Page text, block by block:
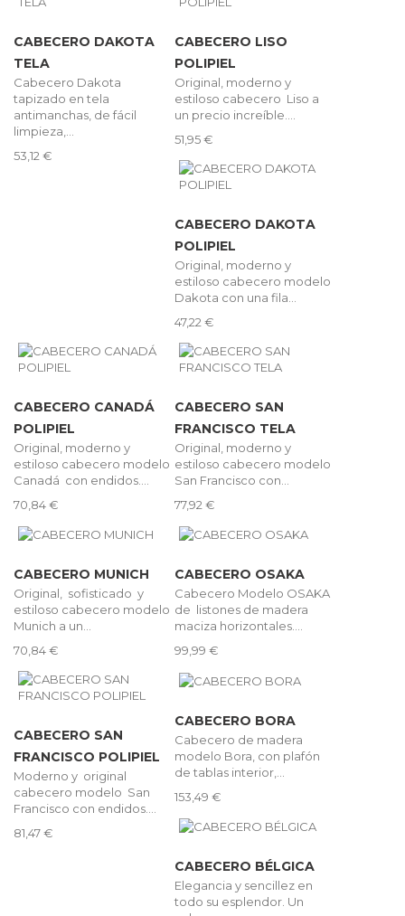
CABECERO DAKOTA
TELA
Cabecero Dakota
tapizado en tela
antimanchas, de fácil
limpieza,...
53,12 €
CABECERO LISO
POLIPIEL
Original, moderno y
estiloso cabecero Liso a
un precio increíble....
51,95 €
CABECERO DAKOTA
POLIPIEL
Original, moderno y
estiloso cabecero modelo
Dakota con una fila...
47,22 €
CABECERO CANADÁ
POLIPIEL
Original, moderno y
estiloso cabecero modelo
Canadá con endidos....
70,84 €
CABECERO SAN
FRANCISCO TELA
Original, moderno y
estiloso cabecero modelo
San Francisco con...
77,92 €
CABECERO MUNICH
Original, sofisticado y
estiloso cabecero modelo
Munich a un...
70,84 €
CABECERO OSAKA
Cabecero Modelo OSAKA
de listones de madera
maciza horizontales....
99,99 €
CABECERO SAN
FRANCISCO POLIPIEL
Moderno y original
cabecero modelo San
Francisco con endidos....
81,47 €
CABECERO BORA
Cabecero de madera
modelo Bora, con plafón
de tablas interior,...
153,49 €
CABECERO BÉLGICA
Elegancia y sencillez en
todo su esplendor. Un